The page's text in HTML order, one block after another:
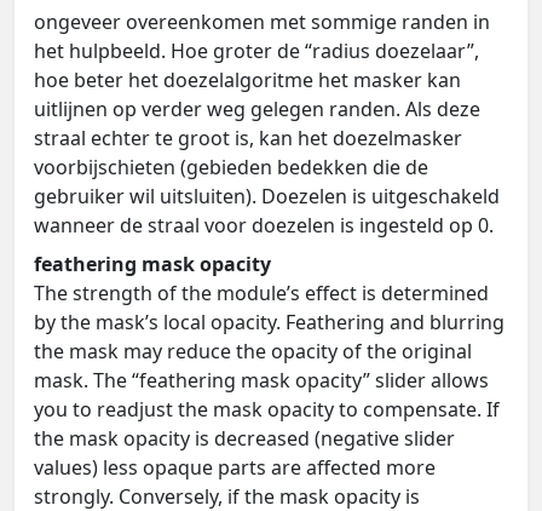
ongeveer overeenkomen met sommige randen in
het hulpbeeld. Hoe groter de “radius doezelaar”,
hoe beter het doezelalgoritme het masker kan
uitlijnen op verder weg gelegen randen. Als deze
straal echter te groot is, kan het doezelmasker
voorbijschieten (gebieden bedekken die de
gebruiker wil uitsluiten). Doezelen is uitgeschakeld
wanneer de straal voor doezelen is ingesteld op 0.
feathering mask opacity
The strength of the module’s effect is determined
by the mask’s local opacity. Feathering and blurring
the mask may reduce the opacity of the original
mask. The “feathering mask opacity” slider allows
you to readjust the mask opacity to compensate. If
the mask opacity is decreased (negative slider
values) less opaque parts are affected more
strongly. Conversely, if the mask opacity is